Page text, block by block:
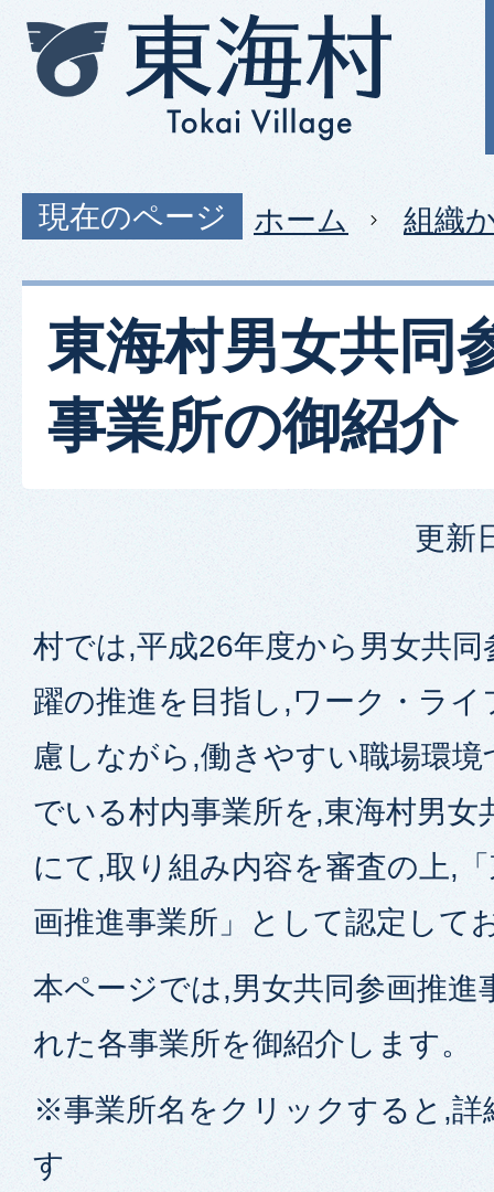
現在のページ ホーム 組織
東海村男女共同
事業所の御紹介
更新
村では,平成26年度から男女共
躍の推進を目指し,ワーク・ラ
慮しながら,働きやすい職場環
でいる村内事業所を,東海村男女
にて,取り組み内容を審査の上,
画推進事業所」として認定して
本ページでは,男女共同参画推進
れた各事業所を御紹介します。
※事業所名をクリックすると,詳
す